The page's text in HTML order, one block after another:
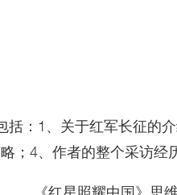
括：1、关于红军长征的
；4、作者的整个采访经